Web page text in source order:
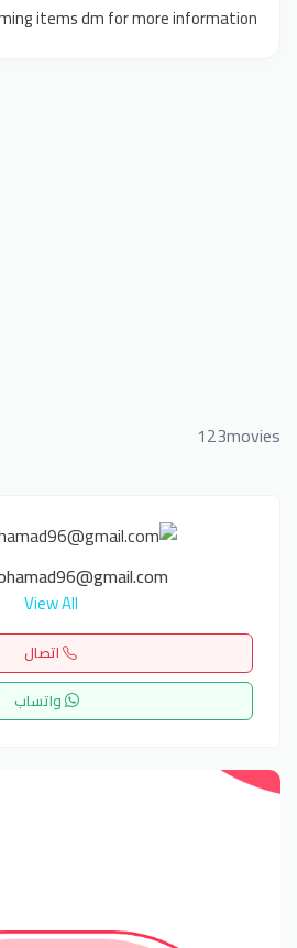
items dm for more information
123movies
View All
اتصال
واتساب